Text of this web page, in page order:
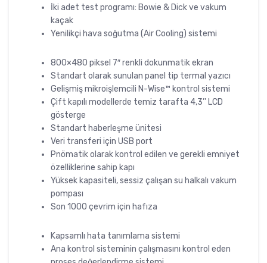
İki adet test programı: Bowie & Dick ve vakum
kaçak
Yenilikçi hava soğutma (Air Cooling) sistemi
800×480 piksel 7″ renkli dokunmatik ekran
Standart olarak sunulan panel tip termal yazıcı
Gelişmiş mikroişlemcili N-Wise™ kontrol sistemi
Çift kapılı modellerde temiz tarafta 4,3’’ LCD
gösterge
Standart haberleşme ünitesi
Veri transferi için USB port
Pnömatik olarak kontrol edilen ve gerekli emniyet
özelliklerine sahip kapı
Yüksek kapasiteli, sessiz çalışan su halkalı vakum
pompası
Son 1000 çevrim için hafıza
Kapsamlı hata tanımlama sistemi
Ana kontrol sisteminin çalışmasını kontrol eden